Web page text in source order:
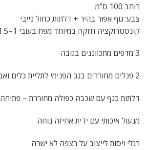
רוחב 100 ס”מ
צבע: גוף אפור בהיר + דלתות כחול נייבי
קונסטרוקציה חזקה במיוחד מפח בעובי 1–1.5 מ”מ
3 מדפים מתכווננים בגובה
2 פנלים מחוררים בגב הפנימי לתליית כלים ואביזרים
דלתות כנף עם שכבה כפולה מחוררת – פתיחה 180°
מנעול איכותי עם ידית אחיזה נוחה
רגלי ויסות לייצוב על רצפה לא ישרה